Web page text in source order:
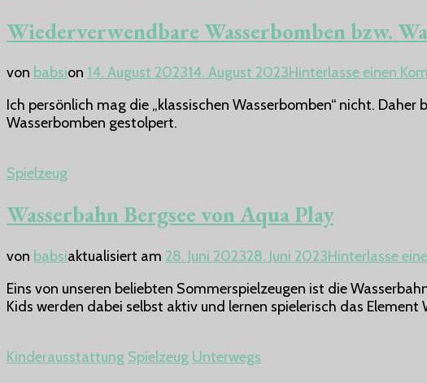
Wiederverwendbare Wasserbomben bzw.
von babsion 14. August 202314. August 2023Hinterlasse einen
Ich persönlich mag die „klassischen Wasserbomben“ nicht.
Wasserbomben gestolpert.
Spielzeug
Wasserbahn Bergsee von Aqua Play
von babsiaktualisiert am 28. Juni 202328. Juni 2023Hinterlasse
Eins von unseren beliebten Sommerspielzeugen ist die
Kids werden dabei selbst aktiv und lernen spielerisch das Element
Kinderausstattung Spielzeug Unterwegs